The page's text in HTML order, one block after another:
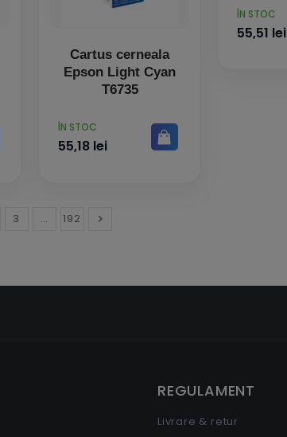
Cartus cerneala
Epson Light Cyan
T6735
PRET
ÎN STOC
55,18 lei
PRET
ÎN STOC
55,51 lei
3 … 192 Inainte

REGULAMENT
Livrare & retur